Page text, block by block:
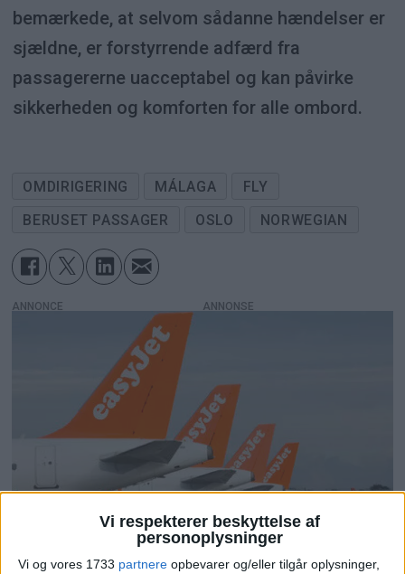
Vi respekterer beskyttelse af
personoplysninger
Vi og vores 1733 partnere opbevarer og/eller tilgår oplysninger,
bemærkede, at selvom sådanne hændelser er
sjældne, er forstyrrende adfærd fra
passagererne uacceptabel og kan påvirke
sikkerheden og komforten for alle ombord.
OMDIRIGERING MÁLAGA
FLY
BERUSET PASSAGER
OSLO NORWEGIAN
ANNONCE